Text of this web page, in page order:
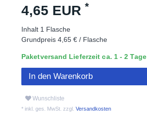
4,65 EUR *
Inhalt 1 Flasche
Grundpreis 4,65 € / Flasche
Paketversand Lieferzeit ca. 1 - 2 Tage
In den Warenkorb
Wunschliste
* inkl. ges. MwSt. zzgl. Versandkosten